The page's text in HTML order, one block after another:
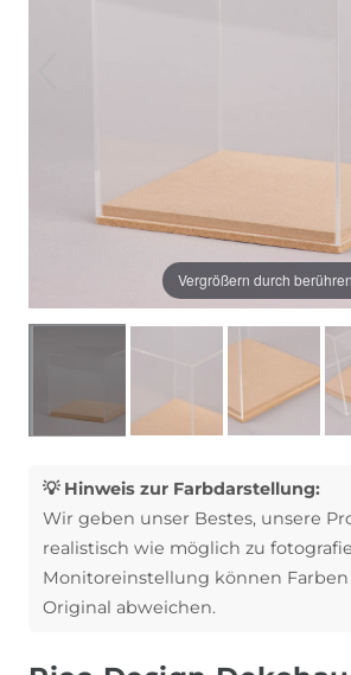
Vergrößern durch berühren
💡 Hinweis zur Farbdarstellung:
Wir geben unser Bestes, unsere
realistisch wie möglich zu
Monitoreinstellung können
Original abweichen.